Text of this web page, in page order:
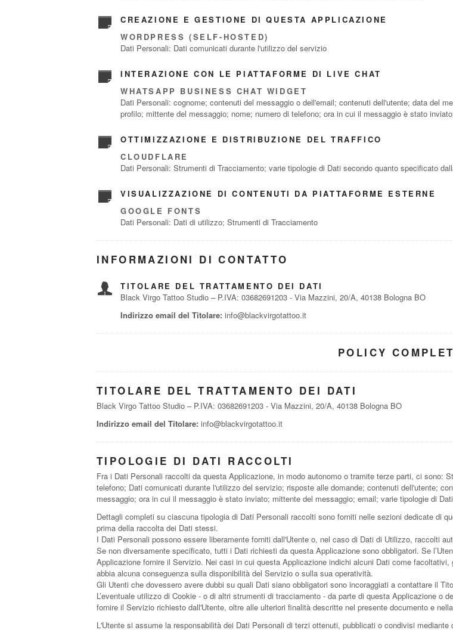
CREAZIONE E GESTIONE DI QUESTA APPLICAZIONE
WORDPRESS (SELF-HOSTED)
Dati Personali: Dati comunicati durante l'utilizzo del servizio
INTERAZIONE CON LE PIATTAFORME DI LIVE CHAT
WHATSAPP BUSINESS CHAT WIDGET
Dati Personali: cognome; contenuti del messaggio o dell'email; contenuti dell'utente; data del
profilo; mittente del messaggio; nome; numero di telefono; ora in cui il messaggio è stato
OTTIMIZZAZIONE E DISTRIBUZIONE DEL TRAFFICO
CLOUDFLARE
Dati Personali: Strumenti di Tracciamento; varie tipologie di Dati secondo quanto specificato
VISUALIZZAZIONE DI CONTENUTI DA PIATTAFORME ESTERNE
GOOGLE FONTS
Dati Personali: Dati di utilizzo; Strumenti di Tracciamento
INFORMAZIONI DI CONTATTO
TITOLARE DEL TRATTAMENTO DEI DATI
Black Virgo Tattoo Studio – P.IVA: 03682691203 - Via Mazzini, 20/A, 40138 Bologna BO
Indirizzo email del Titolare: info@blackvirgotattoo.it
POLICY
TITOLARE DEL TRATTAMENTO DEI DATI
Black Virgo Tattoo Studio – P.IVA: 03682691203 - Via Mazzini, 20/A, 40138 Bologna BO
Indirizzo email del Titolare: info@blackvirgotattoo.it
TIPOLOGIE DI DATI RACCOLTI
Fra i Dati Personali raccolti da questa Applicazione, in modo autonomo o tramite terze parti, ci sono:
telefono; Dati comunicati durante l'utilizzo del servizio; risposte alle domande; contenuti dell'utente;
messaggio; ora in cui il messaggio è stato inviato; mittente del messaggio; email; varie tipologie di
Dettagli completi su ciascuna tipologia di Dati Personali raccolti sono forniti nelle sezioni dedicate di
prima della raccolta dei Dati stessi.
I Dati Personali possono essere liberamente forniti dall'Utente o, nel caso di Dati di Utilizzo, raccolti
Se non diversamente specificato, tutti i Dati richiesti da questa Applicazione sono obbligatori. Se
Applicazione fornire il Servizio. Nei casi in cui questa Applicazione indichi alcuni Dati come
abbia alcuna conseguenza sulla disponibilità del Servizio o sulla sua operatività.
Gli Utenti che dovessero avere dubbi su quali Dati siano obbligatori sono incoraggiati a contattare il
L’eventuale utilizzo di Cookie - o di altri strumenti di tracciamento - da parte di questa Applicazione
fornire il Servizio richiesto dall'Utente, oltre alle ulteriori finalità descritte nel presente documento e
L'Utente si assume la responsabilità dei Dati Personali di terzi ottenuti, pubblicati o condivisi mediante